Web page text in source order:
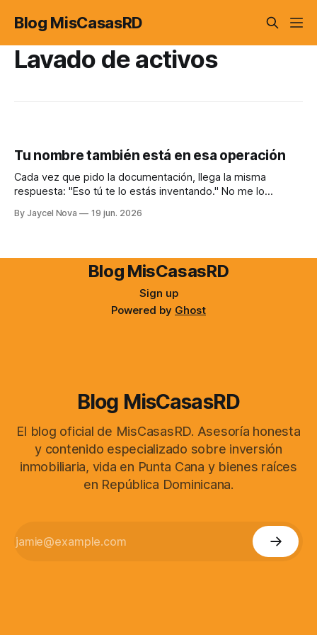
Blog MisCasasRD
Lavado de activos
Tu nombre también está en esa operación
Cada vez que pido la documentación, llega la misma
respuesta: "Eso tú te lo estás inventando." No me lo
By Jaycel Nova 19 jun. 2026
Blog MisCasasRD
Sign up
Powered by Ghost
Blog MisCasasRD
El blog oficial de MisCasasRD. Asesoría honesta
y contenido especializado sobre inversión
inmobiliaria, vida en Punta Cana y bienes raíces
en República Dominicana.